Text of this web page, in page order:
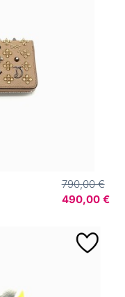
790,00 €
490,00 €